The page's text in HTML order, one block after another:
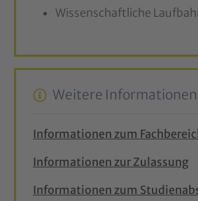
Wissenschaftliche
Weitere Informationen
Informationen zum
Informationen zur Zulassung
Informationen zum